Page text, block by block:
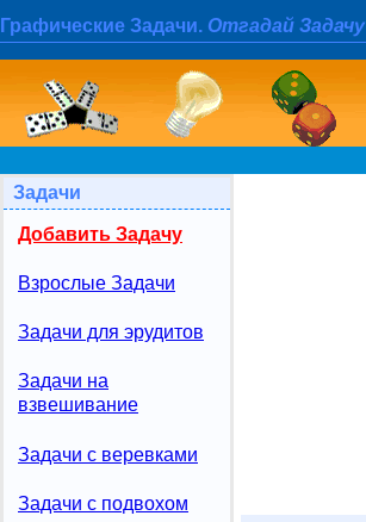
Графические Задачи. Отгадай Задачу
Задачи
Добавить Задачу
Взрослые Задачи
Задачи для эрудитов
Задачи на
взвешивание
Задачи с веревками
Задачи с подвохом